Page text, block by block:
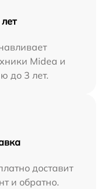
Midea и
до 3 лет.
доставит
и обратно.